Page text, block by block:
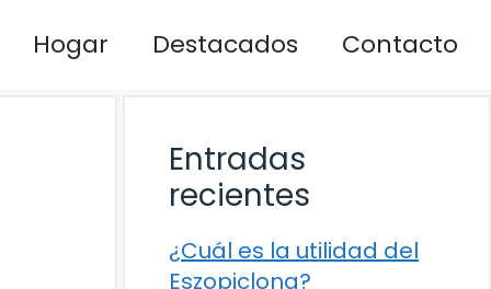
Hogar Destacados Contacto
Entradas
recientes
¿Cuál es la utilidad del
Eszopiclona?